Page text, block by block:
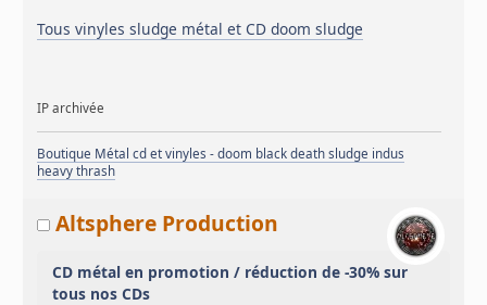
Tous vinyles sludge métal et CD doom sludge
IP archivée
Boutique Métal cd et vinyles - doom black death sludge indus
heavy thrash
Altsphere Production
CD métal en promotion / réduction de -30% sur
tous nos CDs